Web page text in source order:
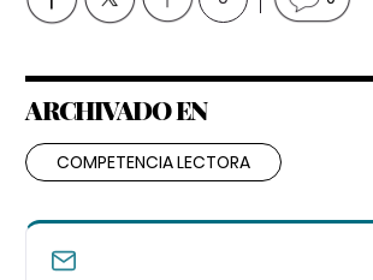
ARCHIVADO EN
COMPETENCIA LECTORA